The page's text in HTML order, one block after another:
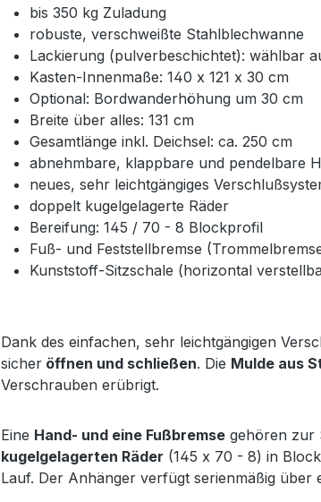
bis 350 kg Zuladung
robuste, verschweißte Stahlblechwanne
Lackierung (pulverbeschichtet): wählbar
Kasten-Innenmaße: 140 x 121 x 30 cm
Optional: Bordwanderhöhung um 30 cm
Breite über alles: 131 cm
Gesamtlänge inkl. Deichsel: ca. 250 cm
abnehmbare, klappbare und pendelbare
neues, sehr leichtgängiges
doppelt kugelgelagerte Räder
Bereifung: 145 / 70 - 8 Blockprofil
Fuß- und Feststellbremse
Kunststoff-Sitzschale (horizontal
Dank des einfachen, sehr leichtgängigen
sicher öffnen und schließen. Die Mulde aus
Verschrauben erübrigt.
Eine Hand- und eine Fußbremse gehören zur
kugelgelagerten Räder (145 x 70 - 8) in
Lauf. Der Anhänger verfügt serienmäßig über